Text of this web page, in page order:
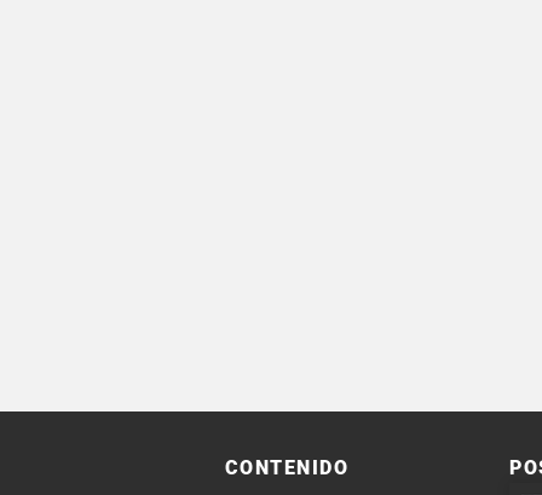
CONTENIDO